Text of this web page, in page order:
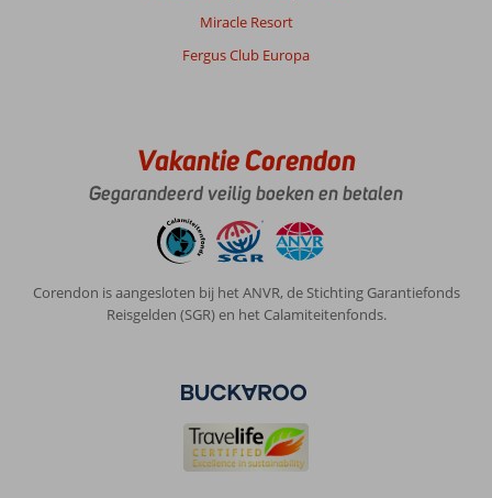
Miracle Resort
Fergus Club Europa
Vakantie Corendon
Gegarandeerd veilig boeken en betalen
Corendon is aangesloten bij het ANVR, de Stichting Garantiefonds
Reisgelden (SGR) en het Calamiteitenfonds.